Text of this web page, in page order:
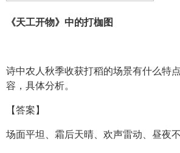
《天工开物》中的打枷图
诗中农人秋季收获打稻的场景有什么特
容，具体分析。
【答案】
场面平坦、霜后天晴、欢声雷动、昼夜不